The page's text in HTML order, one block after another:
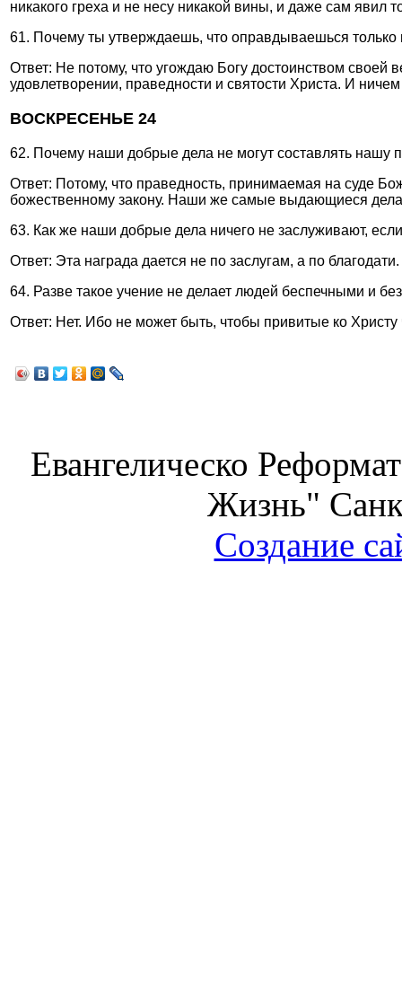
никакого греха и не несу никакой вины, и даже сам
61. Почему ты утверждаешь, что оправдываешься
Ответ: Не потому, что угождаю Богу достоинством своей
удовлетворении, праведности и святости Христа. И
ВОСКРЕСЕНЬЕ 24
62. Почему наши добрые дела не могут составлять нашу
Ответ: Потому, что праведность, принимаемая на суде
божественному закону. Наши же самые выдающиеся
63. Как же наши добрые дела ничего не заслуживают,
Ответ: Эта награда дается не по заслугам, а по благодати.
64. Разве такое учение не делает людей беспечными и
Ответ: Нет. Ибо не может быть, чтобы привитые ко
Евангелическо
Жизнь"
Создание